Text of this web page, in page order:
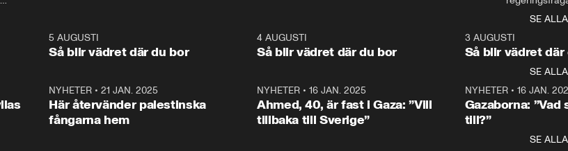
och Makten.
– Vi ställer upp i val. Ska vi
vara med så sitter vi förstås
kommentator My
Rohwedder ställer
utbildnings- och
Mohamsson till svars.
Rohwedder ställer
statsminister Ulf Kristersson
centrum i
avsnittet av
Makten”. Se
Aftonbladets
Rohwedder
Thand Ring
SE ALLA
1:065 AUGUSTI
Så blir vädret där du bor
4 AUGUSTI
Så blir vädret där du bor
3 AUGUSTI
Så blir vädret där
SE ALLA
NYHETER •21 JAN. 2025
Här återvänder palestinska
fångarna hem
NYHETER• 16 JAN. 2025
Ahmed, 40, är fast i Gaza: ”Vill
tillbaka till Sverige”
NYHETER• 16 JAN.
Gazaborna:
till?”
SE ALLA